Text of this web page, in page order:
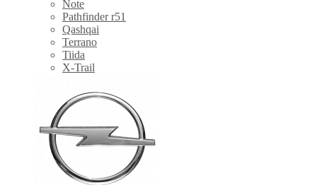
Note
Pathfinder r51
Qashqai
Terrano
Tiida
X-Trail